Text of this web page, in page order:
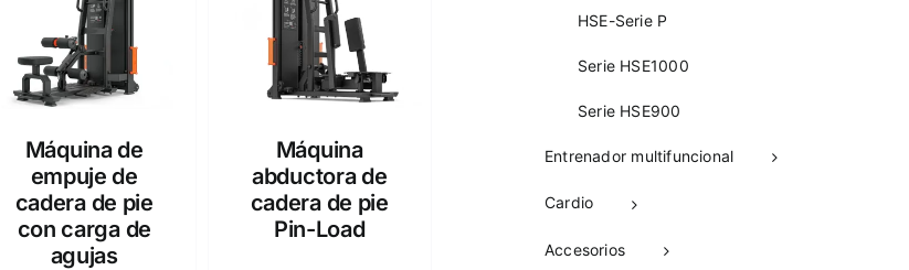
Máquina de
empuje de
cadera de pie
con carga de
agujas
Máquina
abductora de
cadera de pie
Pin-Load
HSE-Serie P
Serie HSE1000
Serie HSE900
Entrenador multifuncional
Cardio
Accesorios